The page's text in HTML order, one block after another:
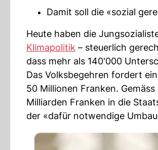
Damit soll die «sozial
Heute haben die
Klimapolitik – steuerlich
dass mehr als 140'000
Das Volksbegehren fordert
50 Millionen Franken.
Milliarden Franken in die
der «dafür notwendige